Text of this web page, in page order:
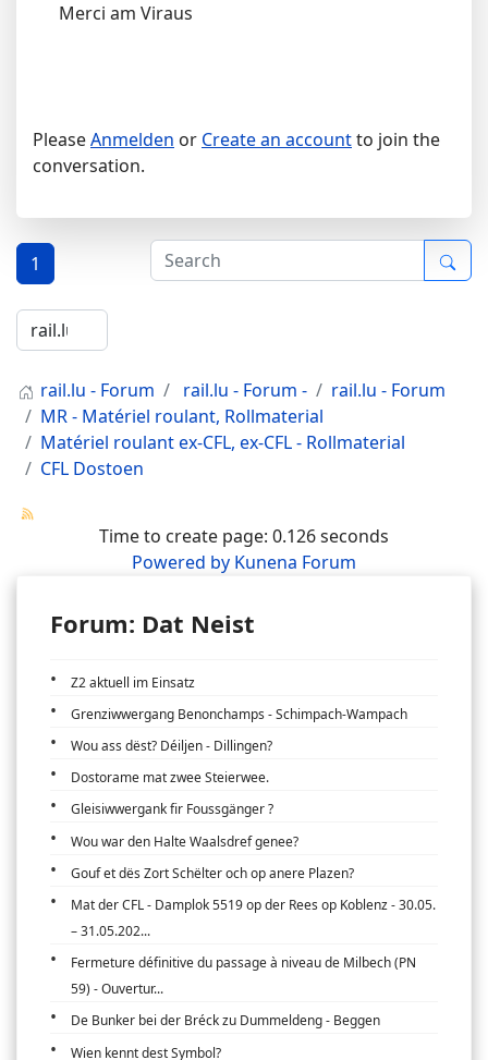
Merci am Viraus
PleaseAnmelden or Create an accountto join the
conversation.
1
rail.lu - Forum rail.lu - Forum -
rail.lu - Forum
MR - Matériel roulant, Rollmaterial
Matériel roulant ex-CFL, ex-CFL - Rollmaterial
CFL Dostoen
Time to create page: 0.126 seconds
Powered by Kunena Forum
Forum: Dat Neist
Z2 aktuell im Einsatz
Grenziwwergang Benonchamps - Schimpach-Wampach
Wou ass dëst? Déiljen - Dillingen?
Dostorame mat zwee Steierwee.
Gleisiwwergank fir Foussgänger ?
Wou war den Halte Waalsdref genee?
Gouf et dës Zort Schëlter och op anere Plazen?
Mat der CFL - Damplok 5519 op der Rees op Koblenz - 30.05.
– 31.05.202...
Fermeture définitive du passage à niveau de Milbech (PN
59) - Ouvertur...
De Bunker bei der Bréck zu Dummeldeng - Beggen
Wien kennt dest Symbol?